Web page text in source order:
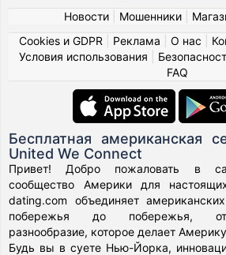
Новости| Мошенники|
Cookies и GDPR
Реклама О нас
Условия использования
FAQ
Бесплатная американская
United We Connect
Привет! Добро пожаловать в
сообщество Америки для
dating.com объединяет
побережья до побережья,
разнообразие, которое делает
Будь вы в суете Нью-Йорка,